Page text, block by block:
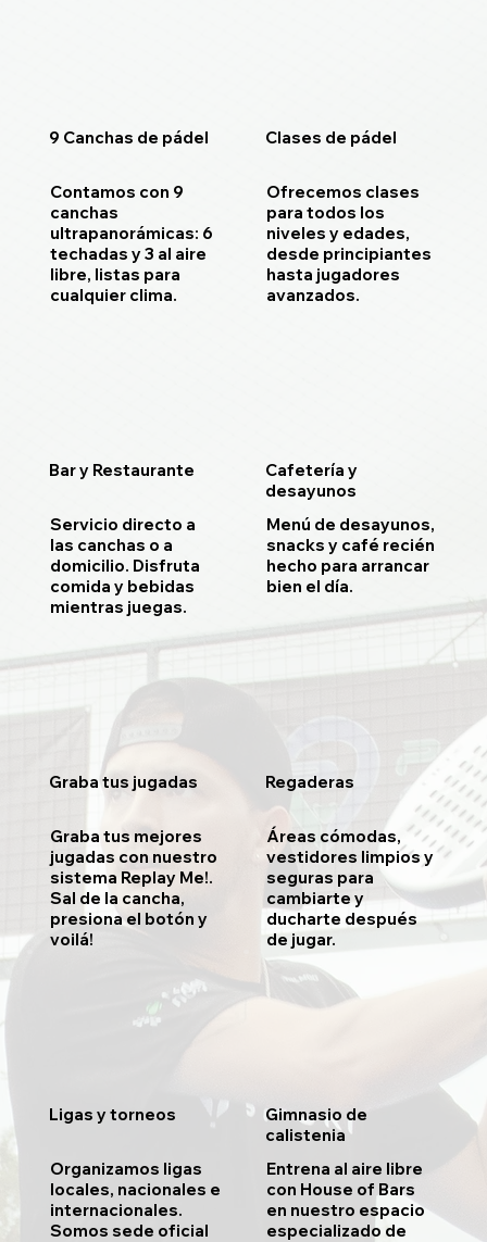
9 Canchas de pádel
Contamos con 9
canchas
ultrapanorámicas: 6
techadas y 3 al aire
libre, listas para
cualquier clima.
Clases de pádel
Ofrecemos clases
para todos los
niveles y edades,
desde principiantes
hasta jugadores
avanzados.
Bar y Restaurante
Servicio directo a
las canchas o a
domicilio. Disfruta
comida y bebidas
mientras juegas.
Cafetería y
desayunos
Menú de desayunos,
snacks y café recién
hecho para arrancar
bien el día.
Graba tus jugadas
Graba tus mejores
jugadas con nuestro
sistema Replay Me!.
Sal de la cancha,
presiona el botón y
voilá!
Regaderas
Áreas cómodas,
vestidores limpios y
seguras para
cambiarte y
ducharte después
de jugar.
Ligas y torneos
Organizamos ligas
locales, nacionales e
internacionales.
Somos sede oficial
Gimnasio de
calistenia
Entrena al aire libre
con House of Bars
en nuestro espacio
especializado de